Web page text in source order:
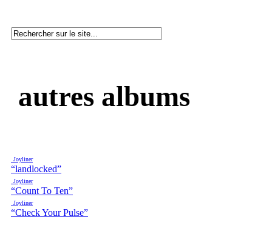
autres albums
Joyliner
“landlocked”
Joyliner
“Count To Ten”
Joyliner
“Check Your Pulse”